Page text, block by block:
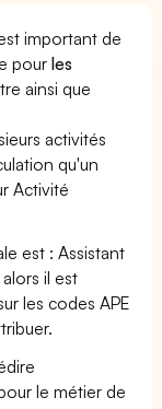
important de
pourles
ainsi que
activités
qu'un
Activité
est : Assistant
il est
les codes APE
le métier de